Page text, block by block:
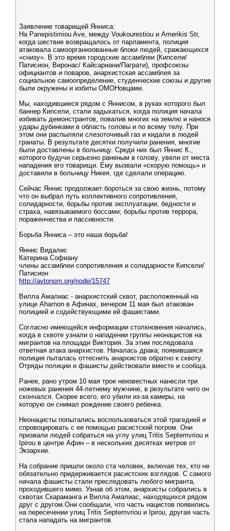
Заявление товарищей Янниса:
На Panepistimiou Ave, между Voukourestiou и Amerikis Str,
когда шествие возвращалось от парламента, полиция
атаковала самоорганизованные блоки людей, сражающихся
«снизу». В это время городские ассамблеи (Кипсели/
Патисион, Виронас/ Кайсариани/Паграти), профсоюзы
официантов и поваров, анархистская ассамблея за
социальное самоопределение, студенческие союзы и другие
были окружены и избиты ОМОНовцами.
Мы, находившиеся рядом с Яннисом, в руках которого был
баннер Кипсели, стали задыхаться, когда полиция начала
избивать демонстрантов, повалив многих на землю и нанося
удары дубинками в область головы и по всему телу. При
этом они распыляли слезоточивый газ и кидали в людей
гранаты. В результате десятки получили ранения, многие
были доставлены в больницу. Среди них был Яннис К.,
которого будучи серьезно раненым в голову, увели от места
нападения его товарищи. Ему вызвали «скорую помощь» и
доставили в больницу Никея, где сделали операцию.
Сейчас Яннис продолжает бороться за свою жизнь, потому
что он выбрал путь коллективного сопротивления,
солидарности, борьбы против эксплуатации, бедности и
страха, навязываемого боссами; борьбы против террора,
пораженчества и пассивности.
Борьба Янниса – это наша борьба!
Яннис Видалис
Катерина Софиану
члены ассамблеи сопротивления и солидарности Кипсели/
Патисион
http://avtonom.org/node/15747
Вилла Амалиас - анархистский сквот, расположенный на
улице Aharnon в Афинах, вечером 11 мая был атакован
полицией и содействующими ей фашистами.
Согласно имеющейся информации столкновения начались,
когда в сквоте узнали о нападении группы неонацистов на
мигрантов на площади Виктория. За этим последовала
ответная атака анархистов. Началась драка; появившаяся
полиция пыталась оттеснить анархистов обратно к сквоту.
Отряды полиции и фашисты действовали вместе и сообща.
Ранее, рано утром 10 мая трое неизвестных нанесли три
ножевых ранения 44-летнему мужчине, в результате чего он
скончался. Скорее всего, его убили из-за камеры, на
которую он снимал рождение своего ребенка.
Неонацисты попытались воспользоваться этой трагедией и
спровоцировать с ее помощью расистский погром. Они
призвали людей собраться на углу улиц Tritis Septemvriou и
Ipirou в центре Афин – в нескольких десятках метров от
Экзархии.
На собрание пришли около ста человек, включая тех, кто не
обязательно придерживается расистских взглядов. С самого
начала фашисты стали преследовать любого мигранта,
проходившего мимо. Узнав об этом, анархисты собрались в
сквотах Скараманга и Вилла Амалиас, находящихся рядом
друг с другом.Они сообщали, что часть нацистов появились
на пересечении улиц Tritis Septemvriou и Ipirou, другая часть
стала нападать на мигрантов.